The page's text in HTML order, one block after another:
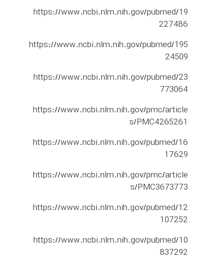
https://www.ncbi.nlm.nih.gov/pubmed/19
227486
https://www.ncbi.nlm.nih.gov/pubmed/195
24509
https://www.ncbi.nlm.nih.gov/pubmed/23
773064
https://www.ncbi.nlm.nih.gov/pmc/article
s/PMC4265261
https://www.ncbi.nlm.nih.gov/pubmed/16
17629
https://www.ncbi.nlm.nih.gov/pmc/article
s/PMC3673773
https://www.ncbi.nlm.nih.gov/pubmed/12
107252
https://www.ncbi.nlm.nih.gov/pubmed/10
837292